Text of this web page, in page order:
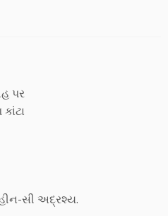
પર
સી અદ્રશ્ય.